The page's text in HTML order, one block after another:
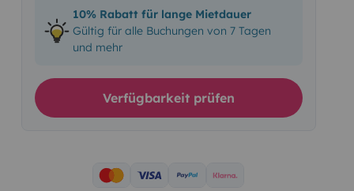
10% Rabatt für lange Mietdauer
Gültig für alle Buchungen von 7 Tagen
und mehr
Verfügbarkeit prüfen